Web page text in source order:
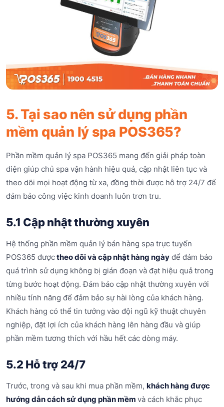
5. Tại sao nên sử dụng phần
mềm quản lý spa POS365?
Phần mềm quản lý spa POS365 mang đến giải pháp toàn
diện giúp chủ spa vận hành hiệu quả, cập nhật liên tục và
theo dõi mọi hoạt động từ xa, đồng thời được hỗ trợ 24/7 để
đảm bảo công việc kinh doanh luôn trơn tru.
5.1 Cập nhật thường xuyên
Hệ thống phần mềm quản lý bán hàng spa trực tuyến
POS365 đượctheo dõi và cập nhật hàng ngày để đảm bảo
quá trình sử dụng không bị gián đoạn và đạt hiệu quả trong
từng bước hoạt động. Đảm bảo cập nhật thường xuyên với
nhiều tính năng để đảm bảo sự hài lòng của khách hàng.
Khách hàng có thể tin tưởng vào đội ngũ kỹ thuật chuyên
nghiệp, đặt lợi ích của khách hàng lên hàng đầu và giúp
phần mềm tương thích với hầu hết các dòng máy.
5.2 Hỗ trợ 24/7
Trước, trong và sau khi mua phần mềm, khách hàng được
hướng dẫn cách sử dụng phần mềm và cách khắc phục